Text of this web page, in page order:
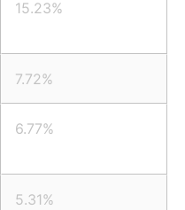
15.23%
7.72%
6.77%
5.31%